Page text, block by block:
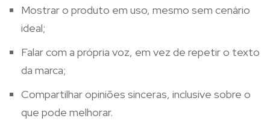
Mostrar o produto em uso, mesmo sem cenário
ideal;
Falar com a própria voz, em vez de repetir o texto
da marca;
Compartilhar opiniões sinceras, inclusive sobre o
que pode melhorar.